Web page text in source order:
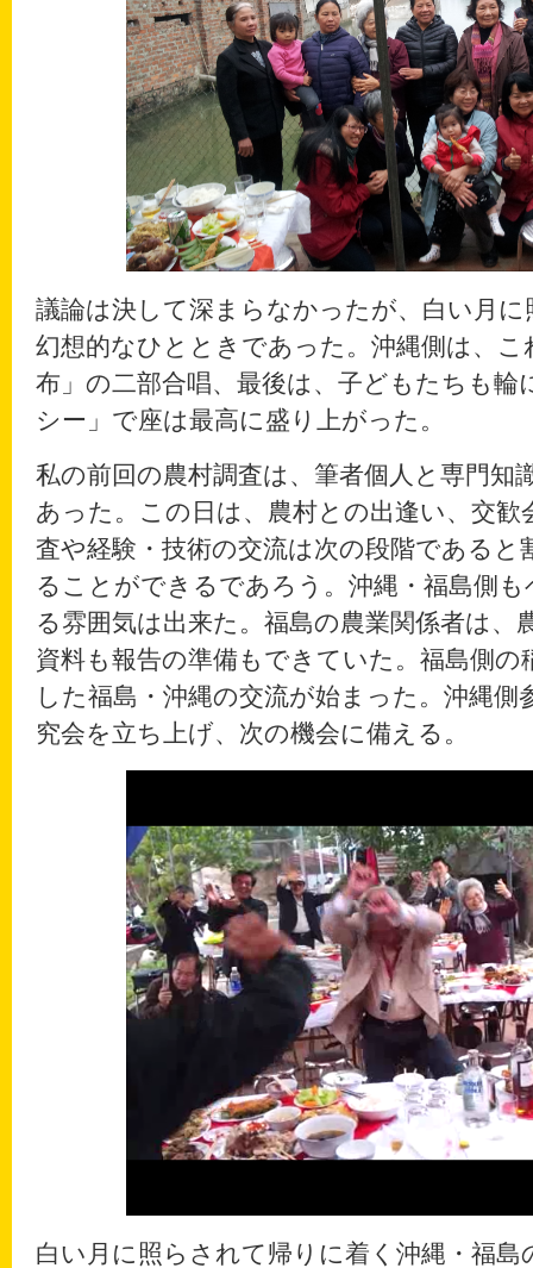
議論は決して深まらなかったが、白い月
幻想的なひとときであった。沖縄側は、こ
布」の二部合唱、最後は、子どもたちも
シー」で座は最高に盛り上がった。
私の前回の農村調査は、筆者個人と専門知
あった。この日は、農村との出逢い、交歓
査や経験・技術の交流は次の段階であると
ることができるであろう。沖縄・福島側
る雰囲気は出来た。福島の農業関係者は、
資料も報告の準備もできていた。福島側の
した福島・沖縄の交流が始まった。沖縄側
究会を立ち上げ、次の機会に備える。
白い月に照らされて帰りに着く沖縄・福